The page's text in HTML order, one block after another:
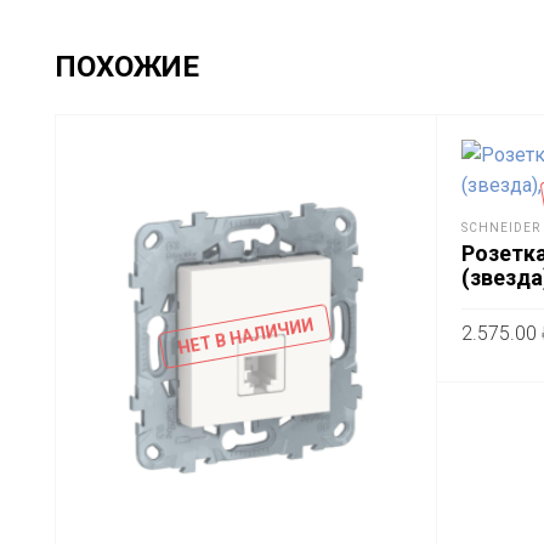
ПОХОЖИЕ
НЕТ В НАЛИЧИИ
SCHNEIDER
2.575.00